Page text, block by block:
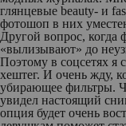
глянцевые beauty- и
фотошоп в них
Другой вопрос, когда
«вылизывают» до
Поэтому в соцсетях я
хештег. И очень жду,
убирающее фильтры.
увидел настоящий
опция будет очень